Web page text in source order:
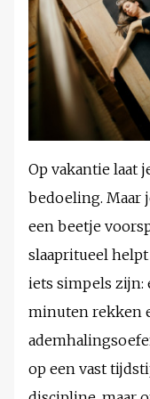
Op vakantie laat
bedoeling. Maar
een beetje
slaapritueel
iets simpels zijn:
minuten rekken
op een vast